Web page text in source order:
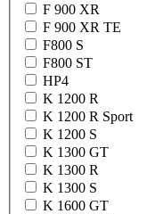
F 900 XR
F 900 XR TE
F800 S
F800 ST
HP4
K 1200 R
K 1200 R Sport
K 1200 S
K 1300 GT
K 1300 R
K 1300 S
K 1600 GT